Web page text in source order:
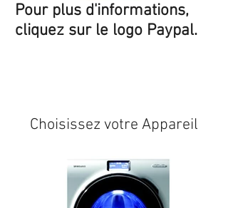
Pour plus d'informations,
cliquez sur le logo Paypal.
Choisissez votre Appareil